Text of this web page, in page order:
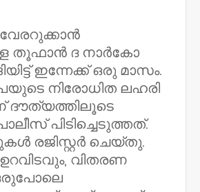
തൂഫാന്‍ ദ നാര്‍കോ
ഇന്നേക്ക് ഒരു മാസം.
നിരോധിത ലഹരി
ദൗത്യത്തിലൂടെ
പിടിച്ചെടുത്തത്.
രജിസ്റ്റര്‍ ചെയ്തു.
വിതരണ